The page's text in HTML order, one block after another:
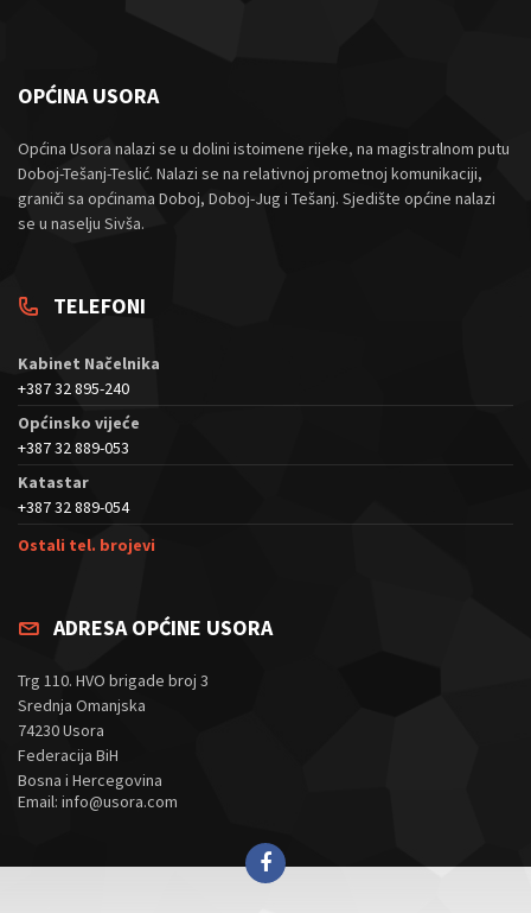
OPĆINA USORA
Općina Usora nalazi se u dolini istoimene rijeke, na magistralnom putu
Doboj-Tešanj-Teslić. Nalazi se na relativnoj prometnoj komunikaciji,
graniči sa općinama Doboj, Doboj-Jug i Tešanj. Sjedište općine nalazi
se u naselju Sivša.
TELEFONI
Kabinet Načelnika
+387 32 895-240
Općinsko vijeće
+387 32 889-053
Katastar
+387 32 889-054
Ostali tel. brojevi
ADRESA OPĆINE USORA
Trg 110. HVO brigade broj 3
Srednja Omanjska
74230 Usora
Federacija BiH
Bosna i Hercegovina
Email: info@usora.com